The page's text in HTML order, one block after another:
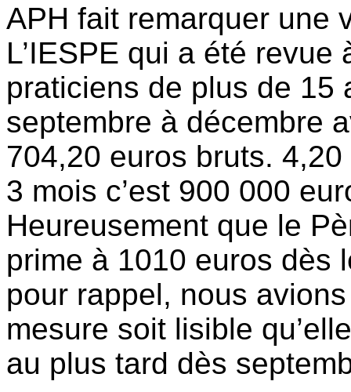
APH fait remarquer une
L’IESPE qui a été
praticiens de plus de 15
septembre à décembre
704,20 euros bruts.
3 mois c’est 900 000
Heureusement que le
prime à 1010 euros
pour rappel, nous
mesure soit lisible
au plus tard dès